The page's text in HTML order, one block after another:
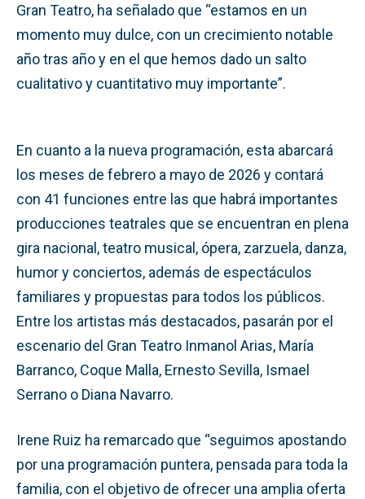
Gran Teatro, ha señalado que “estamos en un
momento muy dulce, con un crecimiento notable
año tras año y en el que hemos dado un salto
cualitativo y cuantitativo muy importante”.
En cuanto a la nueva programación, esta abarcará
los meses de febrero a mayo de 2026 y contará
con 41 funciones entre las que habrá importantes
producciones teatrales que se encuentran en plena
gira nacional, teatro musical, ópera, zarzuela, danza,
humor y conciertos, además de espectáculos
familiares y propuestas para todos los públicos.
Entre los artistas más destacados, pasarán por el
escenario del Gran Teatro Inmanol Arias, María
Barranco, Coque Malla, Ernesto Sevilla, Ismael
Serrano o Diana Navarro.
Irene Ruiz ha remarcado que “seguimos apostando
por una programación puntera, pensada para toda la
familia, con el objetivo de ofrecer una amplia oferta